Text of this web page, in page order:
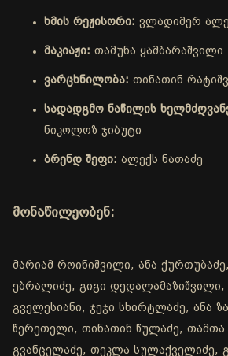
ხმის რეჟისორი: ვლადიმერ
მაკიაჟი: თამუნა ყამბარაშვილი
ვარცხნილობა: თინათინ
სადადგმო ნაწილის
ნიკოლოზ ჯიბუტი
ბრენდ შეფი: ალექს ნათაძე
მონაწილეობენ:
მარიამ როინიშვილი, ანა
ებრალიძე, გიგი დედალამაზიშვილი,
გველესიანი, ჯეჯი სხირტლაძე, ანა
წერეთელი, თინათინ წულაძე, თამთა
გვანცელაძე, თეკლა სულაქველიძე,